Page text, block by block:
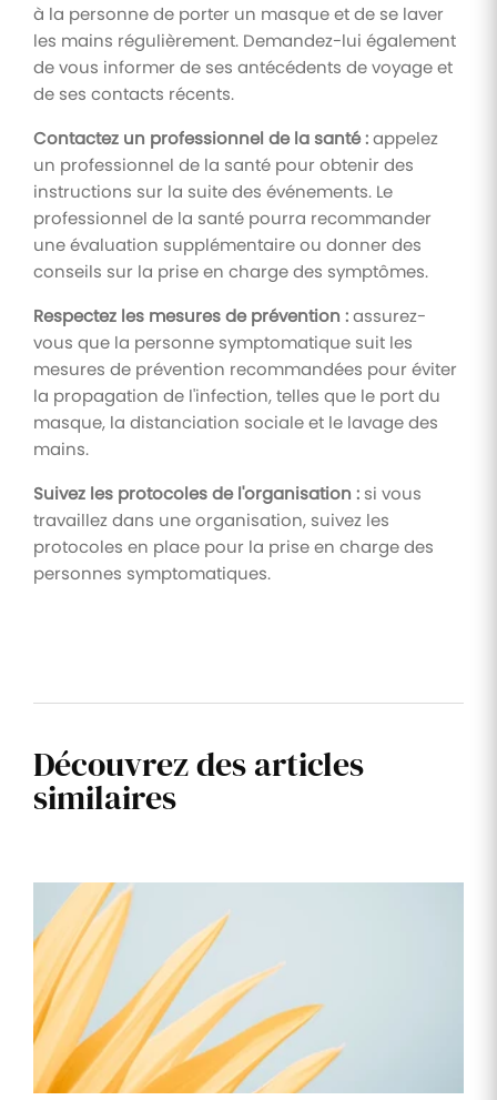
à la personne de porter un masque et de se laver
les mains régulièrement. Demandez-lui également
de vous informer de ses antécédents de voyage et
de ses contacts récents.
Contactez un professionnel de la santé :appelez
un professionnel de la santé pour obtenir des
instructions sur la suite des événements. Le
professionnel de la santé pourra recommander
une évaluation supplémentaire ou donner des
conseils sur la prise en charge des symptômes.
Respectez les mesures de prévention :assurez-
vous que la personne symptomatique suit les
mesures de prévention recommandées pour éviter
la propagation de l'infection, telles que le port du
masque, la distanciation sociale et le lavage des
mains.
Suivez les protocoles de l'organisation : si vous
travaillez dans une organisation, suivez les
protocoles en place pour la prise en charge des
personnes symptomatiques.
Découvrez des articles
similaires